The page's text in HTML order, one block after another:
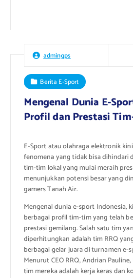
admingps
Berita E-Sport
Mengenal Dunia E-
Profil dan Prestasi
E-Sport atau olahraga elektronik
fenomena yang tidak bisa dihindari
tim-tim lokal yang mulai meraih
menunjukkan potensi besar yang
gamers Tanah Air.
Mengenal dunia e-sport Indonesia,
berbagai profil tim-tim yang telah
prestasi gemilang. Salah satu tim
diperhitungkan adalah tim RRQ
berbagai gelar juara di turnamen e-
Menurut CEO RRQ, Andrian
tim mereka adalah kerja keras dan